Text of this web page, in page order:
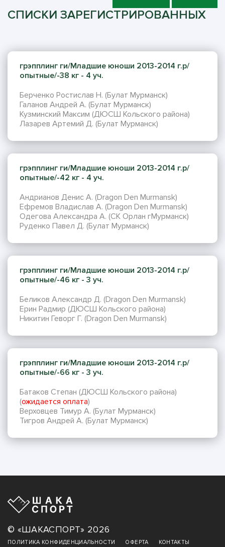
СПИСКИ ЗАРЕГИСТРИРОВАННЫХ
грэпплинг ги/Младшие юноши 2013-2014 г.р/
опытные/-38 кг - 4 уч.
Берченко Ростислав Н. (Булат Мурманск)
Галанов Андрей А. (Булат Мурманск)
Кузминский Максим (ДЮСШ Кольского района)
Лазарев Артемий Д. (Булат Мурманск)
грэпплинг ги/Младшие юноши 2013-2014 г.р/
опытные/-42 кг - 4 уч.
Андрианов Денис А. (Dragon Den Murmansk)
Ефремов Владислав А. (Dragon Den Murmansk)
Одегова Александра А. (СК Орлан гМурманск)
Руденко Павел Д. (Булат Мурманск)
грэпплинг ги/Младшие юноши 2013-2014 г.р/
опытные/-46 кг - 3 уч.
Беликов Александр Д. (Dragon Den Murmansk)
Ерин Радмир (ДЮСШ Кольского района)
Никитин Геворг Г. (Dragon Den Murmansk)
грэпплинг ги/Младшие юноши 2013-2014 г.р/
опытные/-66 кг - 3 уч.
Батаков Степан (ДЮСШ Кольского района)
(ожидается оплата)
Верховцев Тимур А. (Булат Мурманск)
Тигров Андрей А. (Булат Мурманск)
© «ШАКАСПОРТ» 2026
ПОЛИТИКА КОНФИДЕНЦИАЛЬНОСТИ ОФЕРТА КОНТАКТЫ